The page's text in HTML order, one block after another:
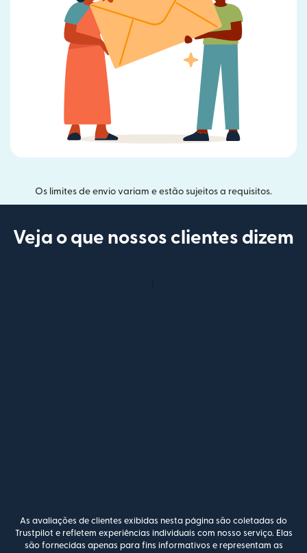
Os limites de envio variam e estão sujeitos a requisitos.
Veja o que nossos clientes dizem
As avaliações de clientes exibidas nesta página são coletadas do
Trustpilot e refletem experiências individuais com nosso serviço. Elas
são fornecidas apenas para fins informativos e representam as